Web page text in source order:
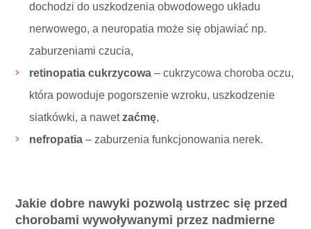
dochodzi do uszkodzenia obwodowego układu
nerwowego, a neuropatia może się objawiać np.
zaburzeniami czucia,
retinopatia cukrzycowa – cukrzycowa choroba oczu,
która powoduje pogorszenie wzroku, uszkodzenie
siatkówki, a nawetzaćmę,
nefropatia – zaburzenia funkcjonowania nerek.
Jakie dobre nawyki pozwolą ustrzec się przed
chorobami wywoływanymi przez nadmierne